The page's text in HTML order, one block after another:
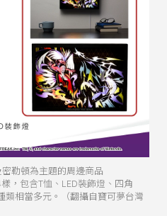
勒頓為主題的周邊商品
樣，包含T恤、LED裝飾燈、四角
相當多元。（翻攝自寶可夢台灣